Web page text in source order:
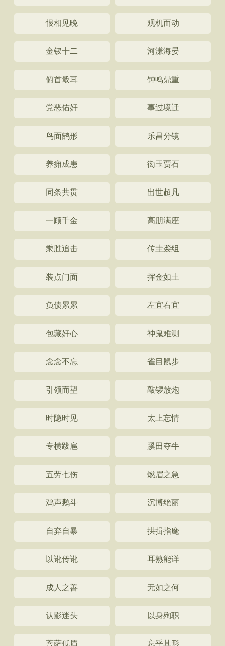
恨相见晚 观机而动
金钗十二 河溓海晏
俯首戢耳 钟鸣鼎重
党恶佑奸 事过境迁
鸟面鹄形 乐昌分镜
养痈成患 衒玉贾石
同条共贯 出世超凡
一顾千金 高朋满座
乘胜追击 传圭袭组
装点门面 挥金如土
负债累累 左宜右宜
包藏奸心 神鬼难测
念念不忘 雀目鼠步
引领而望 敲锣放炮
时隐时见 太上忘情
专横跋扈 蹊田夺牛
五劳七伤 燃眉之急
鸡声鹅斗 沉博绝丽
自弃自暴 拱揖指麾
以讹传讹 耳熟能详
成人之善 无如之何
认影迷头 以身殉职
菩萨低眉 忘乎其形